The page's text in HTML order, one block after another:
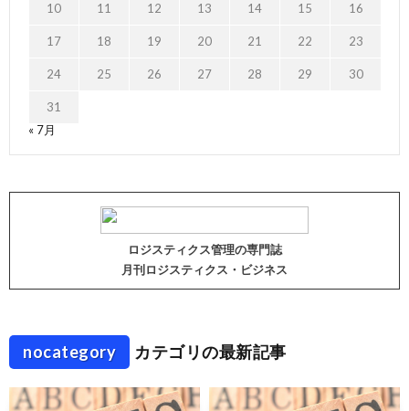
10 11 12 13 14 15 16
17 18 19 20 21 22 23
24 25 26 27 28 29 30
31
« 7月
ロジスティクス管理の専門誌
月刊ロジスティクス・ビジネス
nocategory カテゴリの最新記事